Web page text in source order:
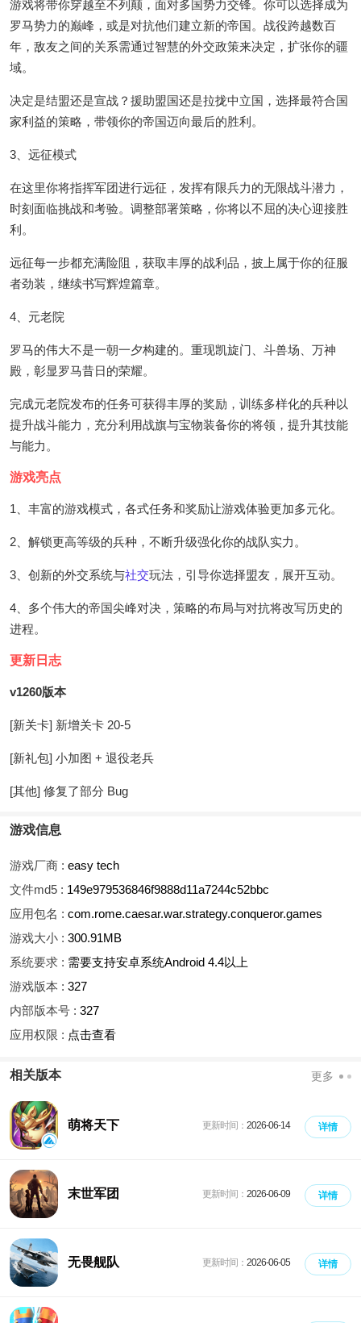
游戏将带你穿越至不列颠，面对多国势力交锋。你可以选择成为
罗马势力的巅峰，或是对抗他们建立新的帝国。战役跨越数百
年，敌友之间的关系需通过智慧的外交政策来决定，扩张你的疆
域。
决定是结盟还是宣战？援助盟国还是拉拢中立国，选择最符合国
家利益的策略，带领你的帝国迈向最后的胜利。
3、远征模式
在这里你将指挥军团进行远征，发挥有限兵力的无限战斗潜力，
时刻面临挑战和考验。调整部署策略，你将以不屈的决心迎接胜
利。
远征每一步都充满险阻，获取丰厚的战利品，披上属于你的征服
者劲装，继续书写辉煌篇章。
4、元老院
罗马的伟大不是一朝一夕构建的。重现凯旋门、斗兽场、万神
殿，彰显罗马昔日的荣耀。
完成元老院发布的任务可获得丰厚的奖励，训练多样化的兵种以
提升战斗能力，充分利用战旗与宝物装备你的将领，提升其技能
与能力。
游戏亮点
1、丰富的游戏模式，各式任务和奖励让游戏体验更加多元化。
2、解锁更高等级的兵种，不断升级强化你的战队实力。
3、创新的外交系统与社交玩法，引导你选择盟友，展开互动。
4、多个伟大的帝国尖峰对决，策略的布局与对抗将改写历史的
进程。
更新日志
v1260版本
[新关卡] 新增关卡 20-5
[新礼包] 小加图 + 退役老兵
[其他] 修复了部分 Bug
游戏信息
游戏厂商 : easy tech
文件md5 : 149e979536846f9888d11a7244c52bbc
应用包名 : com.rome.caesar.war.strategy.conqueror.games
游戏大小 : 300.91MB
系统要求 : 需要支持安卓系统Android 4.4以上
游戏版本 : 327
内部版本号 : 327
应用权限 : 点击查看
相关版本 更多
萌将天下 更新时间： 2026-06-14 详情
末世军团 更新时间： 2026-06-09 详情
无畏舰队 更新时间： 2026-06-05 详情